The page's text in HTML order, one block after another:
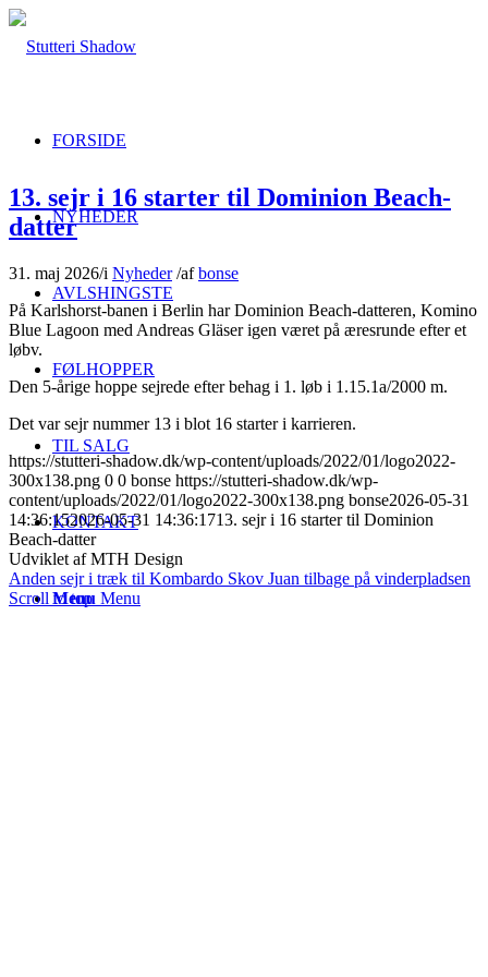
FORSIDE
NYHEDER
AVLSHINGSTE
FØLHOPPER
TIL SALG
KONTAKT
Menu Menu
13. sejr i 16 starter til Dominion Beach-
datter
31. maj 2026/i Nyheder /afbonse
På Karlshorst-banen i Berlin har Dominion Beach-datteren, Komino
Blue Lagoon med Andreas Gläser igen været på æresrunde efter et
løbv.
Den 5-årige hoppe sejrede efter behag i 1. løb i 1.15.1a/2000 m.
Det var sejr nummer 13 i blot 16 starter i karrieren.
https://stutteri-shadow.dk/wp-content/uploads/2022/01/logo2022-
300x138.png 0 0 bonse https://stutteri-shadow.dk/wp-
content/uploads/2022/01/logo2022-300x138.png bonse2026-05-31
14:36:152026-05-31 14:36:1713. sejr i 16 starter til Dominion
Beach-datter
Udviklet af MTH Design
Anden sejr i træk til Kombardo Skov Juan tilbage på vinderpladsen
Scroll to top